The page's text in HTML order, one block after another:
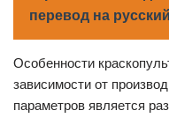
перевод на
Особенности
зависимости от
параметров является